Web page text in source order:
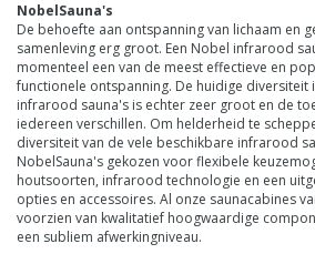
NobelSauna's
De behoefte aan ontspanning van lichaam en
samenleving erg groot. Een Nobel infrarood
momenteel een van de meest effectieve en
functionele ontspanning. De huidige diversiteit
infrarood sauna's is echter zeer groot en de
iedereen verschillen. Om helderheid te
diversiteit van de vele beschikbare infrarood
NobelSauna's gekozen voor flexibele
houtsoorten, infrarood technologie en een
opties en accessoires. Al onze saunacabines
voorzien van kwalitatief hoogwaardige
een subliem afwerkingniveau.